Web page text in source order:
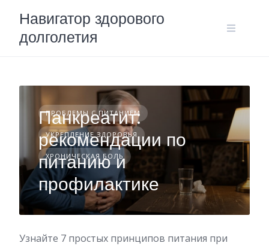
content
Навигатор здорового
долголетия
ПРОБЛЕМЫ С ПИТАНИЕМ
УКРЕПЛЕНИЕ ЗДОРОВЬЯ
ХРОНИЧЕСКАЯ БОЛЬ
Панкреатит:
рекомендации по
питанию и
профилактике
Узнайте 7 простых принципов питания при